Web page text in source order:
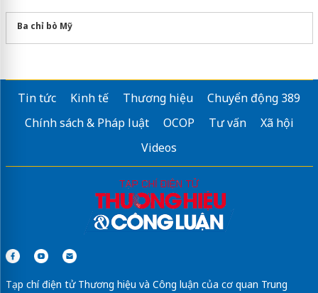
Ba chỉ bò Mỹ
Tin tức Kinh tế Thương hiệu
Chuyển động 389
Chính sách & Pháp luật
OCOP Tư vấn
Xã hội
Videos
Tạp chí điện tử Thương hiệu và Công luận của cơ quan Trung